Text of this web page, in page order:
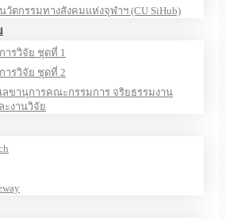
วัตกรรมทางสังคมแห่งจุฬาฯ (CU SiHub)
ารวิจัย ชุดที่ 1
ารวิจัย ชุดที่ 2
ลขานุการคณะกรรมการ จริยธรรมงาน
ะงานวิจัย